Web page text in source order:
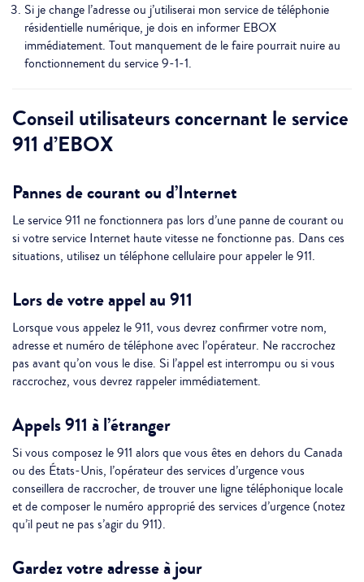
Si je change l’adresse ou j’utiliserai mon service de téléphonie
résidentielle numérique, je dois en informer EBOX
immédiatement. Tout manquement de le faire pourrait nuire au
fonctionnement du service 9-1-1.
Conseil utilisateurs concernant le service
911 d’EBOX
Pannes de courant ou d’Internet
Le service 911 ne fonctionnera pas lors d’une panne de courant ou
si votre service Internet haute vitesse ne fonctionne pas. Dans ces
situations, utilisez un téléphone cellulaire pour appeler le 911.
Lors de votre appel au 911
Lorsque vous appelez le 911, vous devrez confirmer votre nom,
adresse et numéro de téléphone avec l’opérateur. Ne raccrochez
pas avant qu’on vous le dise. Si l’appel est interrompu ou si vous
raccrochez, vous devrez rappeler immédiatement.
Appels 911 à l’étranger
Si vous composez le 911 alors que vous êtes en dehors du Canada
ou des États-Unis, l’opérateur des services d’urgence vous
conseillera de raccrocher, de trouver une ligne téléphonique locale
et de composer le numéro approprié des services d’urgence (notez
qu’il peut ne pas s’agir du 911).
Gardez votre adresse à jour